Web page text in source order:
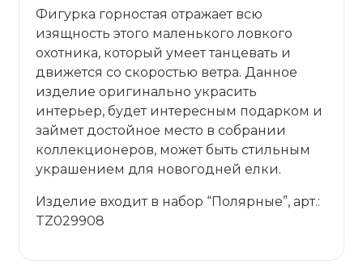
Фигурка горностая отражает всю
изящность этого маленького ловкого
охотника, который умеет танцевать и
движется со скоростью ветра. Данное
изделие оригинально украсить
интерьер, будет интересным подарком и
займет достойное место в собрании
коллекционеров, может быть стильным
украшением для новогодней елки.
Изделие входит в набор “Полярные”, арт.:
TZ029908